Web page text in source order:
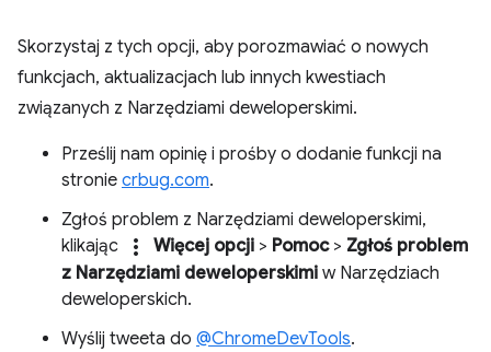
Skorzystaj z tych opcji, aby porozmawiać o nowych
funkcjach, aktualizacjach lub innych kwestiach
związanych z Narzędziami deweloperskimi.
Prześlij nam opinię i prośby o dodanie funkcji na
stronie crbug.com.
Zgłoś problem z Narzędziami deweloperskimi,
klikając
more_vert Więcej opcji > Pomoc> Zgłoś problem
z Narzędziami deweloperskimi w Narzędziach
deweloperskich.
Wyślij tweeta do @ChromeDevTools.